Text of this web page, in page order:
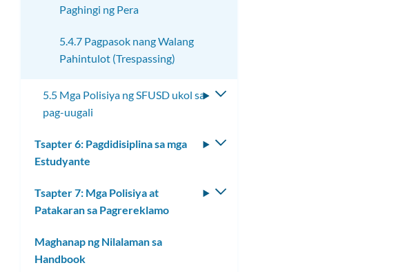
Paghingi ng Pera
5.4.7 Pagpasok nang Walang
Pahintulot (Trespassing)
5.5 Mga Polisiya ng SFUSD ukol sa
pag-uugali
I-
Tsapter 6: Pagdidisiplina sa mga
Estudyante
I-
Tsapter 7: Mga Polisiya at
Patakaran sa Pagrereklamo
I-
Maghanap ng Nilalaman sa
Handbook